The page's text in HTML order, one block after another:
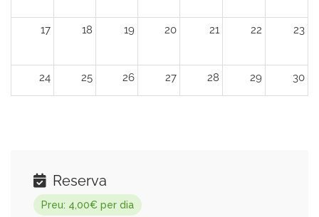
17 18 19 20 21 22 23
24 25 26 27 28 29 30
Reserva
Preu: 4,00€ per dia